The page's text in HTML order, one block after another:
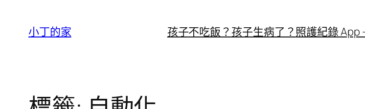
小丁的家 孩子不吃飯？ 孩子生病了？照護紀錄 App